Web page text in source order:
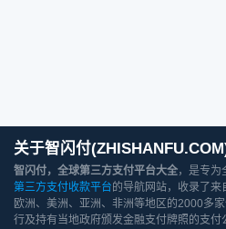
关于智闪付
智闪付，全球第三方支付平台大全，是专为
第三方支付收款平台 的导航网站，收录了来
欧洲、美洲、亚洲、非洲等地区的2000多
行及持有当地政府颁发金融支付牌照的支